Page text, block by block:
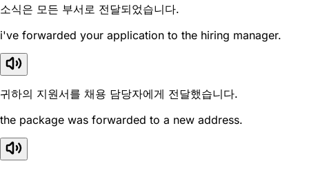
소식은 모든 부서로 전달되었습니다.
i've forwarded your application to the hiring manager.
귀하의 지원서를 채용 담당자에게 전달했습니다.
the package was forwarded to a new address.